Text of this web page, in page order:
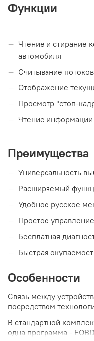
Функции
Чтение и стирание
автомобиля
Считывание
Отображение
Просмотр "стоп-
Чтение
Преимущества
Универсальность
Расширяемый
Удобное русское
Простое управление
Бесплатная
Быстрая
Особенности
Связь между
посредством
В стандартной
одна программа -